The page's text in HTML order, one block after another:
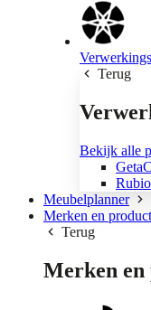
Terug
Bekijk alle
Meubelplanner
Merken en
Terug
Merken en